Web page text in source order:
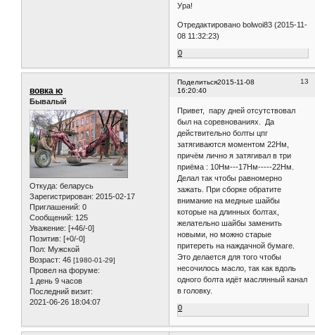
Ура!
Отредактировано bolwoi83 (2015-11-
08 11:32:23)
0
Поделиться 13
2015-11-08
16:20:40
вовка ю
Бывалый
Откуда: беларусь
Зарегистрирован: 2015-02-17
Приглашений: 0
Сообщений: 125
Уважение: [+46/-0]
Позитив: [+0/-0]
Пол: Мужской
Возраст: 46 [1980-01-29]
Провел на форуме:
1 день 9 часов
Последний визит:
2021-06-26 18:04:07
Привет, пару дней отсутствовал
был на соревнованиях. Да
действительно болты цпг
затягиваются моментом 22Нм,
причём лично я затягивал в три
приёма : 10Нм---17Нм-----22Нм.
Делал так чтобы равномерно
зажать. При сборке обратите
внимание на медные шайбы
которые на длинных болтах,
желательно шайбы заменить
новыми, но можно старые
притереть на наждачной бумаге.
Это делается для того чтобы
несочилось масло, так как вдоль
одного болта идёт маслянный канал
в головку.
0